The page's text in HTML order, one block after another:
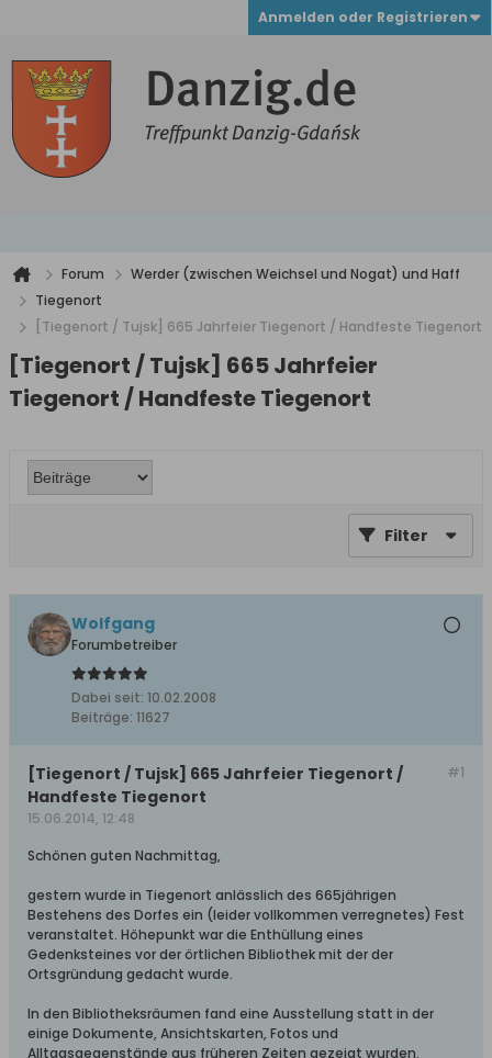
Anmelden oder Registrieren
Forum
Werder (zwischen Weichsel und Nogat) und Haff
Tiegenort
[Tiegenort / Tujsk] 665 Jahrfeier Tiegenort / Handfeste Tiegenort
[Tiegenort / Tujsk] 665 Jahrfeier
Tiegenort / Handfeste Tiegenort
Filter
Wolfgang
Forumbetreiber
Dabei seit: 10.02.2008
Beiträge: 11627
#1
[Tiegenort / Tujsk] 665 Jahrfeier Tiegenort /
Handfeste Tiegenort
15.06.2014, 12:48
Schönen guten Nachmittag,
gestern wurde in Tiegenort anlässlich des 665jährigen
Bestehens des Dorfes ein (leider vollkommen verregnetes) Fest
veranstaltet. Höhepunkt war die Enthüllung eines
Gedenksteines vor der örtlichen Bibliothek mit der der
Ortsgründung gedacht wurde.
In den Bibliotheksräumen fand eine Ausstellung statt in der
einige Dokumente, Ansichtskarten, Fotos und
Alltagsgegenstände aus früheren Zeiten gezeigt wurden.